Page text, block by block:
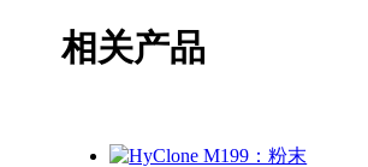
相关产品